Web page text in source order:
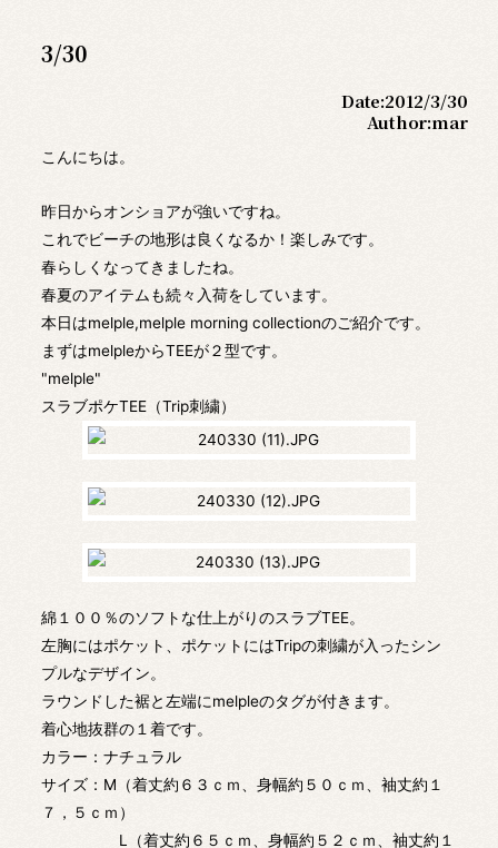
3/30
Date:2012/3/30
Author:mar
こんにちは。
昨日からオンショアが強いですね。
これでビーチの地形は良くなるか！楽しみです。
春らしくなってきましたね。
春夏のアイテムも続々入荷をしています。
本日はmelple,melple morning collectionのご紹介です。
まずはmelpleからTEEが２型です。
"melple"
スラブポケTEE（Trip刺繍）
綿１００％のソフトな仕上がりのスラブTEE。
左胸にはポケット、ポケットにはTripの刺繍が入ったシン
プルなデザイン。
ラウンドした裾と左端にmelpleのタグが付きます。
着心地抜群の１着です。
カラー：ナチュラル
サイズ：M（着丈約６３ｃｍ、身幅約５０ｃｍ、袖丈約１
７，５ｃｍ）
L（着丈約６５ｃｍ、身幅約５２ｃｍ、袖丈約１